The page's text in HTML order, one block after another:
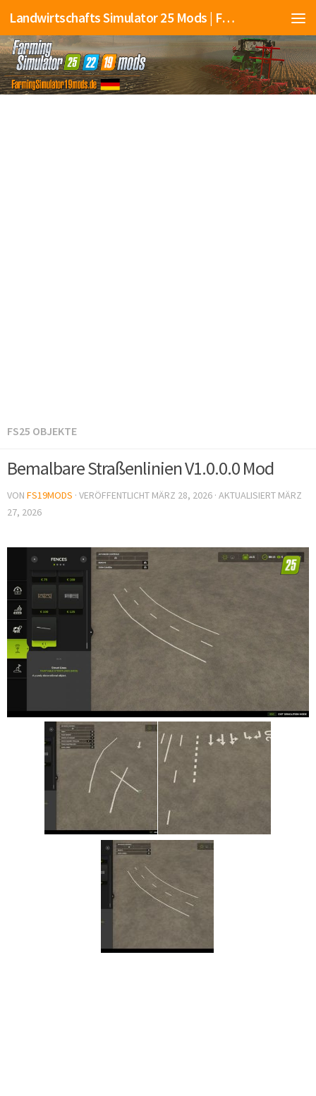
Landwirtschafts Simulator 25 Mods | Farming Simulator 25 Mods | FS25 Mods
FS25 OBJEKTE
Bemalbare Straßenlinien V1.0.0.0 Mod
VON FS19MODS · VERÖFFENTLICHT MÄRZ 28, 2026 · AKTUALISIERT MÄRZ
27, 2026